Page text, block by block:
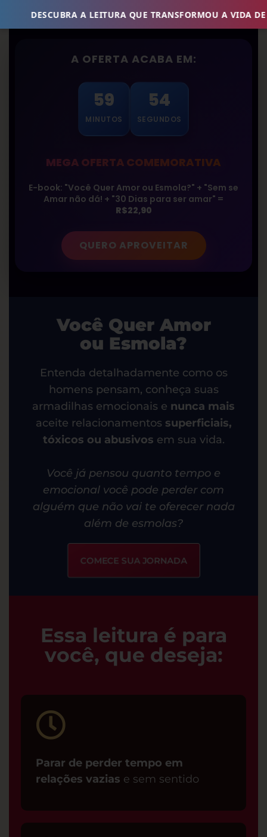
A OFERTA ACABA EM:
59
MINUTOS
53
SEGUNDOS
MEGA OFERTA COMEMORATIVA
E-book: "Você Quer Amor ou Esmola?" + "Sem se
Amar não dá! + "30 Dias para ser amar" =
R$22,90
QUERO APROVEITAR
Você Quer Amor
ou Esmola?
Entenda detalhadamente como os
homens pensam, conheça suas
armadilhas emocionais e nunca mais
aceite relacionamentos superficiais,
tóxicos ou abusivos em sua vida.
Você já pensou quanto tempo e
emocional você pode perder com
alguém que não vai te oferecer nada
além de esmolas?
COMECE SUA JORNADA
Essa leitura é para
você, que deseja:
Parar de perder tempo em
relações vazias e sem sentido
A LEITURA QUE TRANSFORMOU A VIDA DE